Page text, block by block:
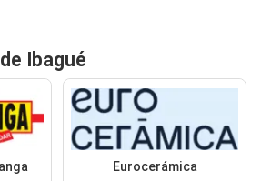
Ibagué
Eurocerámica